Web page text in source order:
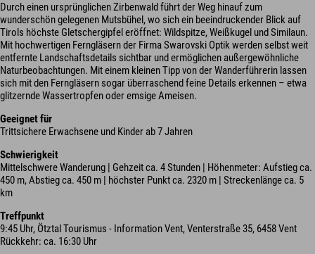
Durch einen ursprünglichen Zirbenwald führt der Weg hinauf zum
wunderschön gelegenen Mutsbühel, wo sich ein beeindruckender Blick auf
Tirols höchste Gletschergipfel eröffnet: Wildspitze, Weißkugel und Similaun.
Mit hochwertigen Ferngläsern der Firma Swarovski Optik werden selbst weit
entfernte Landschaftsdetails sichtbar und ermöglichen außergewöhnliche
Naturbeobachtungen. Mit einem kleinen Tipp von der Wanderführerin lassen
sich mit den Ferngläsern sogar überraschend feine Details erkennen – etwa
glitzernde Wassertropfen oder emsige Ameisen.
Geeignet für
Trittsichere Erwachsene und Kinder ab 7 Jahren
Schwierigkeit
Mittelschwere Wanderung | Gehzeit ca. 4 Stunden | Höhenmeter: Aufstieg ca.
450 m, Abstieg ca. 450 m | höchster Punkt ca. 2320 m | Streckenlänge ca. 5
km
Treffpunkt
9:45 Uhr, Ötztal Tourismus - Information Vent, Venterstraße 35, 6458 Vent
Rückkehr: ca. 16:30 Uhr